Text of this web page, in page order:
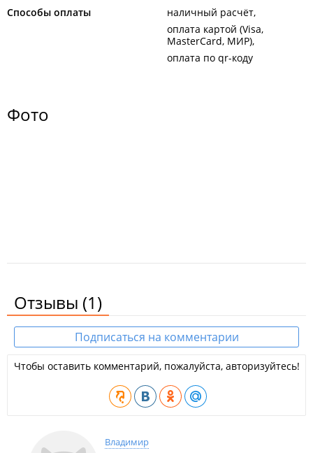
Способы оплаты
наличный расчёт
оплата картой (Visa,
MasterCard, МИР)
оплата по qr-коду
Фото
Отзывы (1)
Подписаться на комментарии
Чтобы оставить комментарий, пожалуйста, авторизуйтесь!
Владимир